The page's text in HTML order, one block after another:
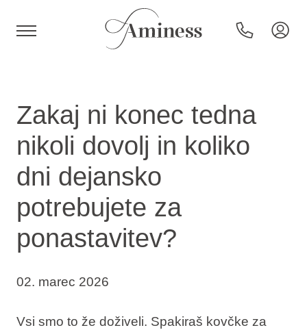
Hoteli in resorti
Kampi
Posebne ponudbe
Destinacije
Zakaj ni konec tedna
nikoli dovolj in koliko
dni dejansko
potrebujete za
ponastavitev?
02. marec 2026
Vsi smo to že doživeli. Spakiraš kovčke za